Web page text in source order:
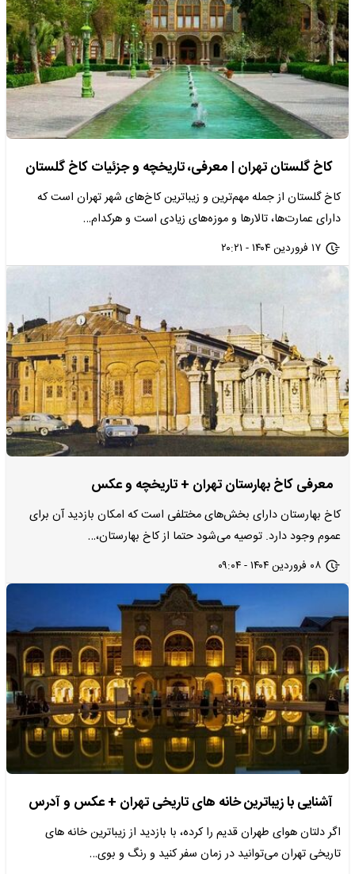
کاخ گلستان تهران | معرفی، تاریخچه و جزئیات کاخ گلستان
کاخ گلستان از جمله مهم‌ترین و زیباترین کاخ‌های شهر تهران است که
دارای عمارت‌ها، تالارها و موزه‌های زیادی است و هرکدام…
۱۷ فروردین ۱۴۰۴ - ۲۰:۲۱
معرفی کاخ بهارستان تهران + تاریخچه و عکس
کاخ بهارستان دارای بخش‌های مختلفی است که امکان بازدید آن برای
عموم وجود دارد. توصیه می‌شود حتما از کاخ بهارستان،…
۰۸ فروردین ۱۴۰۴ - ۰۹:۰۴
آشنایی با زیباترین خانه های تاریخی تهران + عکس و آدرس
اگر دلتان هوای طهران قدیم را کرده، با بازدید از زیباترین خانه های
تاریخی تهران می‌توانید در زمان سفر کنید و رنگ‌ و بوی…